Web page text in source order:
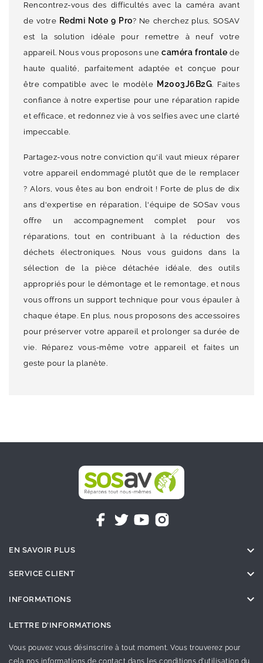
Rencontrez-vous des difficultés avec la caméra avant
de votre Redmi Note 9 Pro? Ne cherchez plus, SOSAV
est la solution idéale pour remettre à neuf votre
appareil. Nous vous proposons unecaméra frontale de
haute qualité, parfaitement adaptée et conçue pour
être compatible avec le modèle M2003J6B2G. Faites
confiance à notre expertise pour une réparation rapide
et efficace, et redonnez vie à vos selfies avec une clarté
impeccable.
Partagez-vous notre conviction qu'il vaut mieux réparer
votre appareil endommagé plutôt que de le remplacer
? Alors, vous êtes au bon endroit ! Forte de plus de dix
ans d'expertise en réparation, l'équipe de SOSav vous
offre un accompagnement complet pour vos
réparations, tout en contribuant à la réduction des
déchets électroniques. Nous vous guidons dans la
sélection de la pièce détachée idéale, des outils
appropriés pour le démontage et le remontage, et nous
vous offrons un support technique pour vous épauler à
chaque étape. En plus, nous proposons des accessoires
pour préserver votre appareil et prolonger sa durée de
vie. Réparez vous-même votre appareil et faites un
geste pour la planète.
EN SAVOIR PLUS 
SERVICE CLIENT 
INFORMATIONS 
LETTRE D'INFORMATIONS
Vous pouvez vous désinscrire à tout moment. Vous trouverez pour